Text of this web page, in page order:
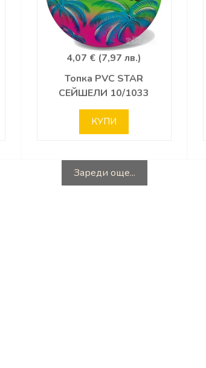
4,07 € (7,97 лв.)
Топка PVC STAR
СЕЙШЕЛИ 10/1033
КУПИ
Зареди още...